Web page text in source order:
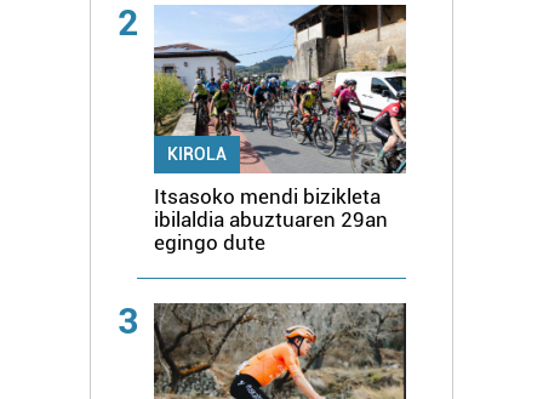
2
KIROLA
Itsasoko mendi bizikleta
ibilaldia abuztuaren 29an
egingo dute
3